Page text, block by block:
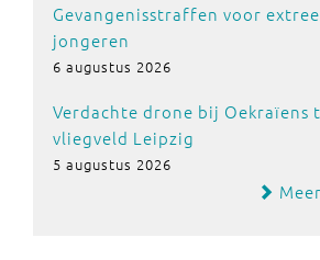
Gevangenisstraffen voor
jongeren
6 augustus 2026
Verdachte drone bij Oekraïens
vliegveld Leipzig
5 augustus 2026